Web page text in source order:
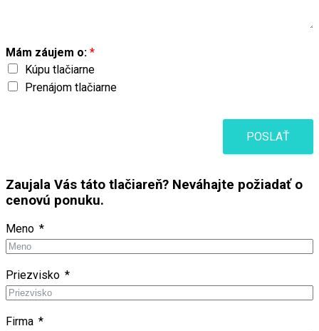
Mám záujem o: *
Kúpu tlačiarne
Prenájom tlačiarne
POSLAŤ
Zaujala Vás táto tlačiareň? Neváhajte požiadať o
cenovú ponuku.
Meno
Priezvisko
Firma